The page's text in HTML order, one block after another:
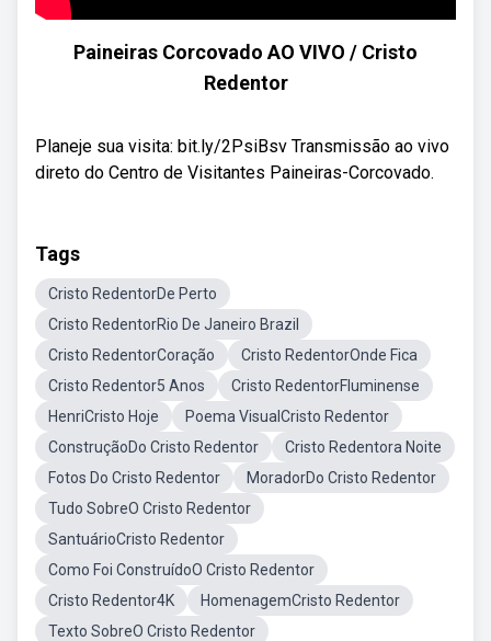
Paineiras Corcovado AO VIVO / Cristo
Redentor
Planeje sua visita: bit.ly/2PsiBsv Transmissão ao vivo
direto do Centro de Visitantes Paineiras-Corcovado.
Tags
Cristo RedentorDe Perto
Cristo RedentorRio De Janeiro Brazil
Cristo RedentorCoração
Cristo RedentorOnde Fica
Cristo Redentor5 Anos
Cristo RedentorFluminense
HenriCristo Hoje
Poema VisualCristo Redentor
ConstruçãoDo Cristo Redentor
Cristo Redentora Noite
Fotos Do Cristo Redentor
MoradorDo Cristo Redentor
Tudo SobreO Cristo Redentor
SantuárioCristo Redentor
Como Foi ConstruídoO Cristo Redentor
Cristo Redentor4K
HomenagemCristo Redentor
Texto SobreO Cristo Redentor